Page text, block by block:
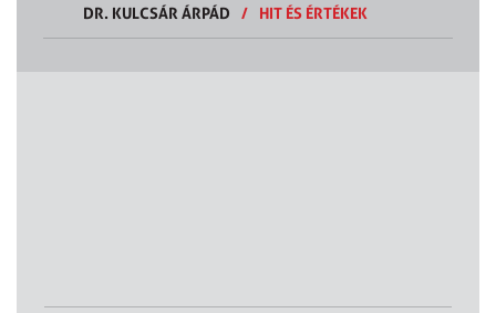
DR. KULCSÁR ÁRPÁD
/ HIT ÉS ÉRTÉKEK